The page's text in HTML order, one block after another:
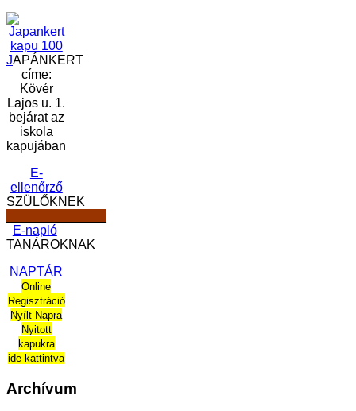
JAPÁNKERT
címe:
Kövér
Lajos u. 1.
bejárat az
iskola
kapujában
E-
ellenőrző
SZÜLŐKNEK
E-napló
TANÁROKNAK
NAPTÁR
Online
Regisztráció
Nyílt Napra
Nyitott
kapukra
ide kattintva
Archívum